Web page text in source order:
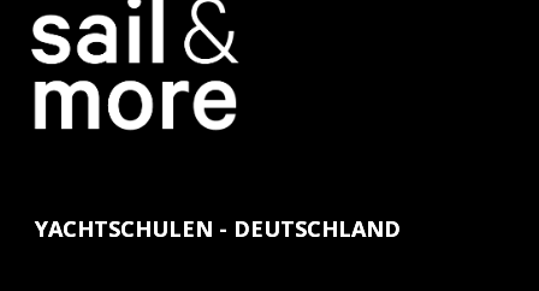
YACHTSCHULEN - DEUTSCHLAND